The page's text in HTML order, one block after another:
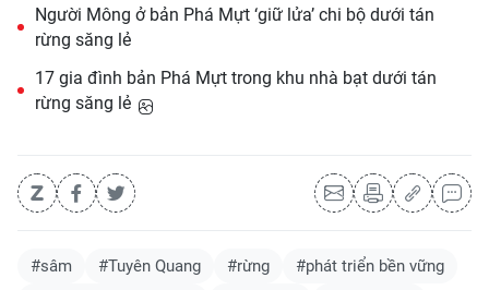
Người Mông ở bản Phá Mựt ‘giữ lửa’ chi bộ dưới tán
rừng săng lẻ
17 gia đình bản Phá Mựt trong khu nhà bạt dưới tán
rừng săng lẻ
#sâm #Tuyên Quang #rừng
#phát triển bền vững